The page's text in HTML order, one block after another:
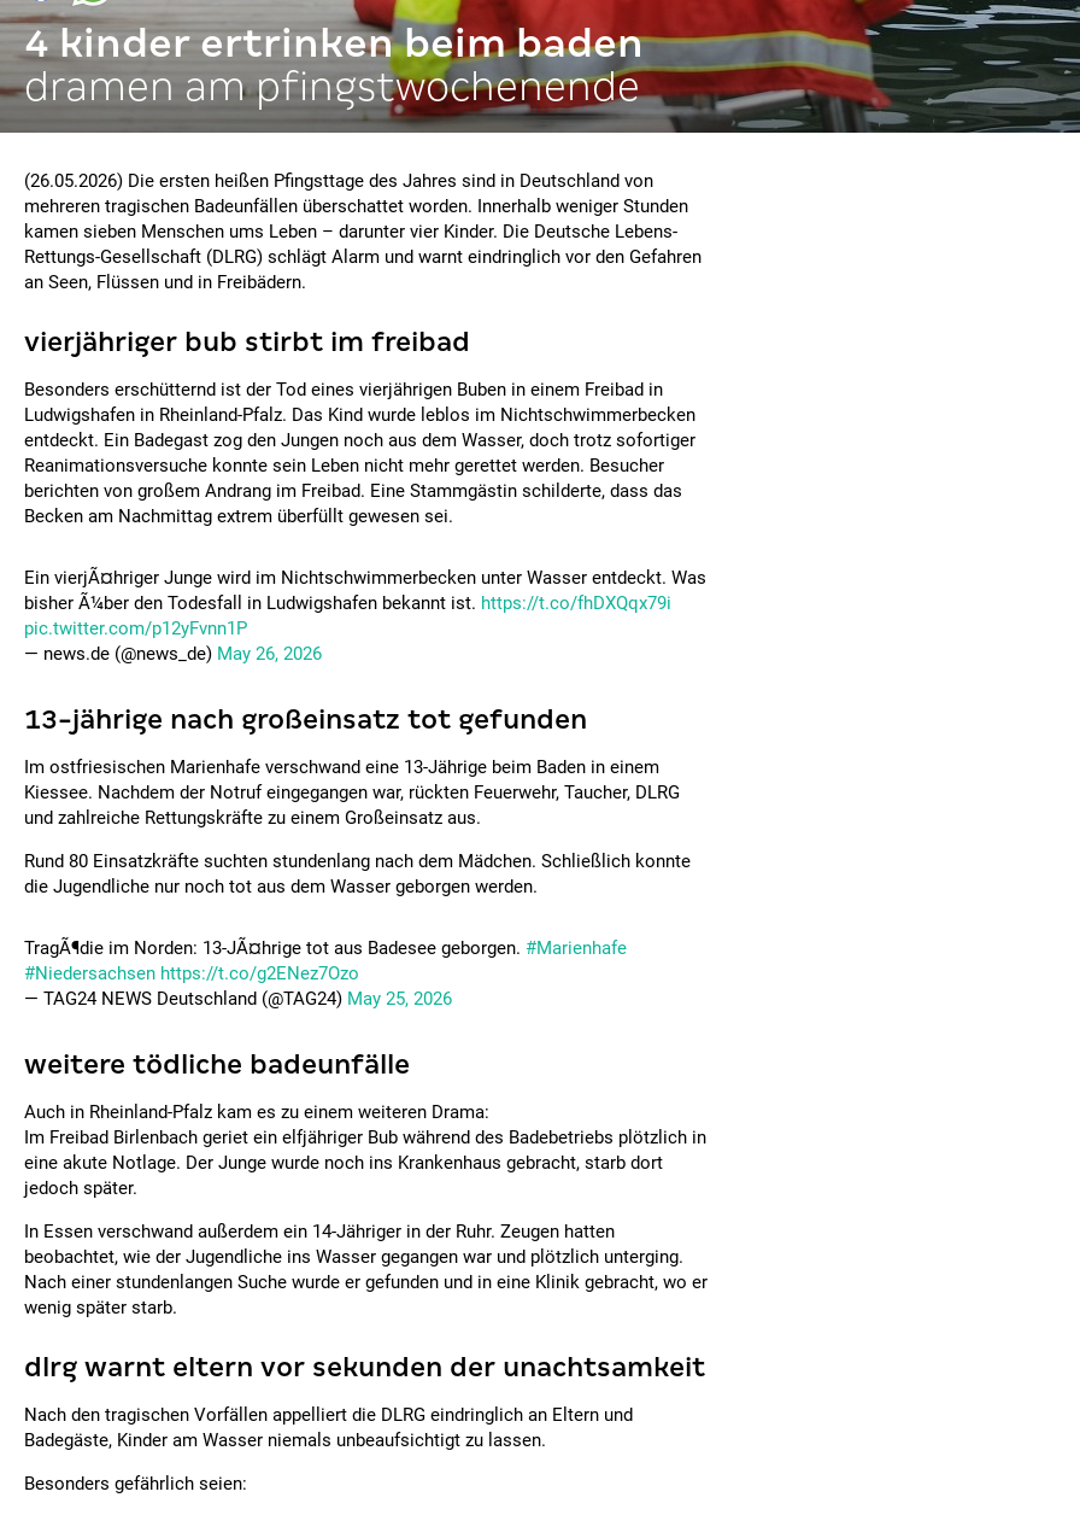
4 kinder ertrinken beim baden
dramen am pfingstwochenende
(26.05.2026) Die ersten heißen Pfingsttage des Jahres sind in Deutschland von
mehreren tragischen Badeunfällen überschattet worden. Innerhalb weniger Stunden
kamen sieben Menschen ums Leben – darunter vier Kinder. Die Deutsche Lebens-
Rettungs-Gesellschaft (DLRG) schlägt Alarm und warnt eindringlich vor den Gefahren
an Seen, Flüssen und in Freibädern.
vierjähriger bub stirbt im freibad
Besonders erschütternd ist der Tod eines vierjährigen Buben in einem Freibad in
Ludwigshafen in Rheinland-Pfalz. Das Kind wurde leblos im Nichtschwimmerbecken
entdeckt. Ein Badegast zog den Jungen noch aus dem Wasser, doch trotz sofortiger
Reanimationsversuche konnte sein Leben nicht mehr gerettet werden. Besucher
berichten von großem Andrang im Freibad. Eine Stammgästin schilderte, dass das
Becken am Nachmittag extrem überfüllt gewesen sei.
Ein vierjÃ¤hriger Junge wird im Nichtschwimmerbecken unter Wasser entdeckt. Was
bisher Ã¼ber den Todesfall in Ludwigshafen bekannt ist. https://t.co/fhDXQqx79i
pic.twitter.com/p12yFvnn1P
— news.de (@news_de) May 26, 2026
13-jährige nach großeinsatz tot gefunden
Im ostfriesischen Marienhafe verschwand eine 13-Jährige beim Baden in einem
Kiessee. Nachdem der Notruf eingegangen war, rückten Feuerwehr, Taucher, DLRG
und zahlreiche Rettungskräfte zu einem Großeinsatz aus.
Rund 80 Einsatzkräfte suchten stundenlang nach dem Mädchen. Schließlich konnte
die Jugendliche nur noch tot aus dem Wasser geborgen werden.
TragÃ¶die im Norden: 13-JÃ¤hrige tot aus Badesee geborgen. #Marienhafe
#Niedersachsen https://t.co/g2ENez7Ozo
— TAG24 NEWS Deutschland (@TAG24) May 25, 2026
weitere tödliche badeunfälle
Auch in Rheinland-Pfalz kam es zu einem weiteren Drama:
Im Freibad Birlenbach geriet ein elfjähriger Bub während des Badebetriebs plötzlich in
eine akute Notlage. Der Junge wurde noch ins Krankenhaus gebracht, starb dort
jedoch später.
In Essen verschwand außerdem ein 14-Jähriger in der Ruhr. Zeugen hatten
beobachtet, wie der Jugendliche ins Wasser gegangen war und plötzlich unterging.
Nach einer stundenlangen Suche wurde er gefunden und in eine Klinik gebracht, wo er
wenig später starb.
dlrg warnt eltern vor sekunden der unachtsamkeit
Nach den tragischen Vorfällen appelliert die DLRG eindringlich an Eltern und
Badegäste, Kinder am Wasser niemals unbeaufsichtigt zu lassen.
Besonders gefährlich seien: